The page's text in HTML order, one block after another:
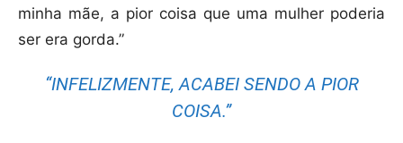
minha mãe, a pior coisa que uma mulher poderia
ser era gorda.”
“INFELIZMENTE, ACABEI SENDO A PIOR
COISA.”